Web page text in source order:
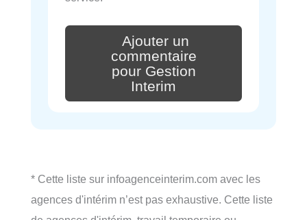
Ajouter un
commentaire
pour Gestion
Interim
* Cette liste sur infoagenceinterim.com avec les
agences d'intérim n’est pas exhaustive. Cette liste